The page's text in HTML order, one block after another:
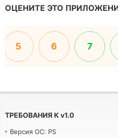
ОЦЕНИТЕ ЭТО
5 6 7
ТРЕБОВАНИЯ К v1.0
Версия ОС: PS